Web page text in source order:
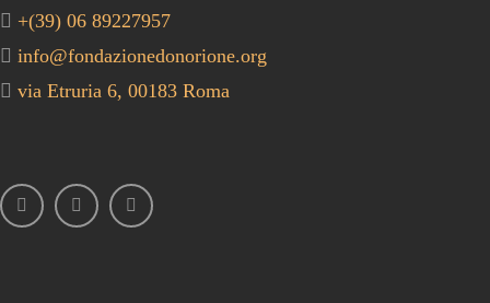
+(39) 06 89227957
info@fondazionedonorione.org
via Etruria 6, 00183 Roma